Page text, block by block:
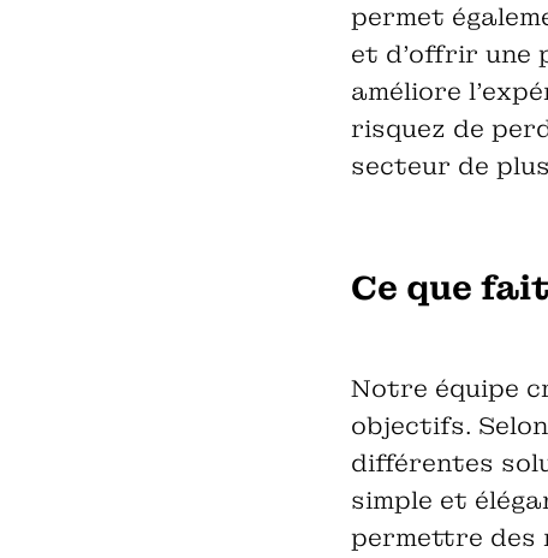
permet
et d’offrir une
améliore
risquez de
secteur de
Ce que
Notre équipe
objectifs.
différentes
simple et
permettre des